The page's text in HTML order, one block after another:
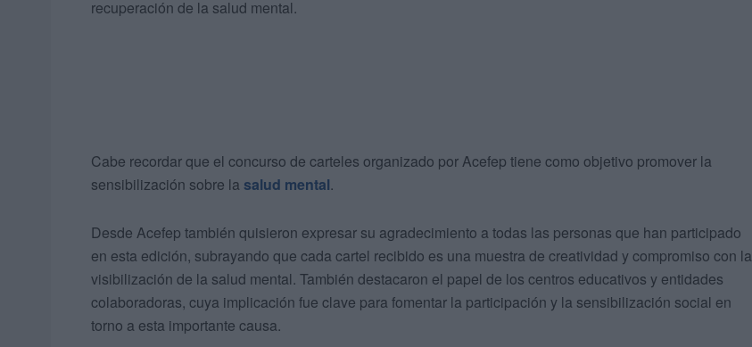
recuperación de la salud mental.
Cabe recordar que el concurso de carteles organizado por Acefep tiene como objetivo promover la
sensibilización sobre la salud mental.
Desde Acefep también quisieron expresar su agradecimiento a todas las personas que han participado
en esta edición, subrayando que cada cartel recibido es una muestra de creatividad y compromiso con la
visibilización de la salud mental. También destacaron el papel de los centros educativos y entidades
colaboradoras, cuya implicación fue clave para fomentar la participación y la sensibilización social en
torno a esta importante causa.